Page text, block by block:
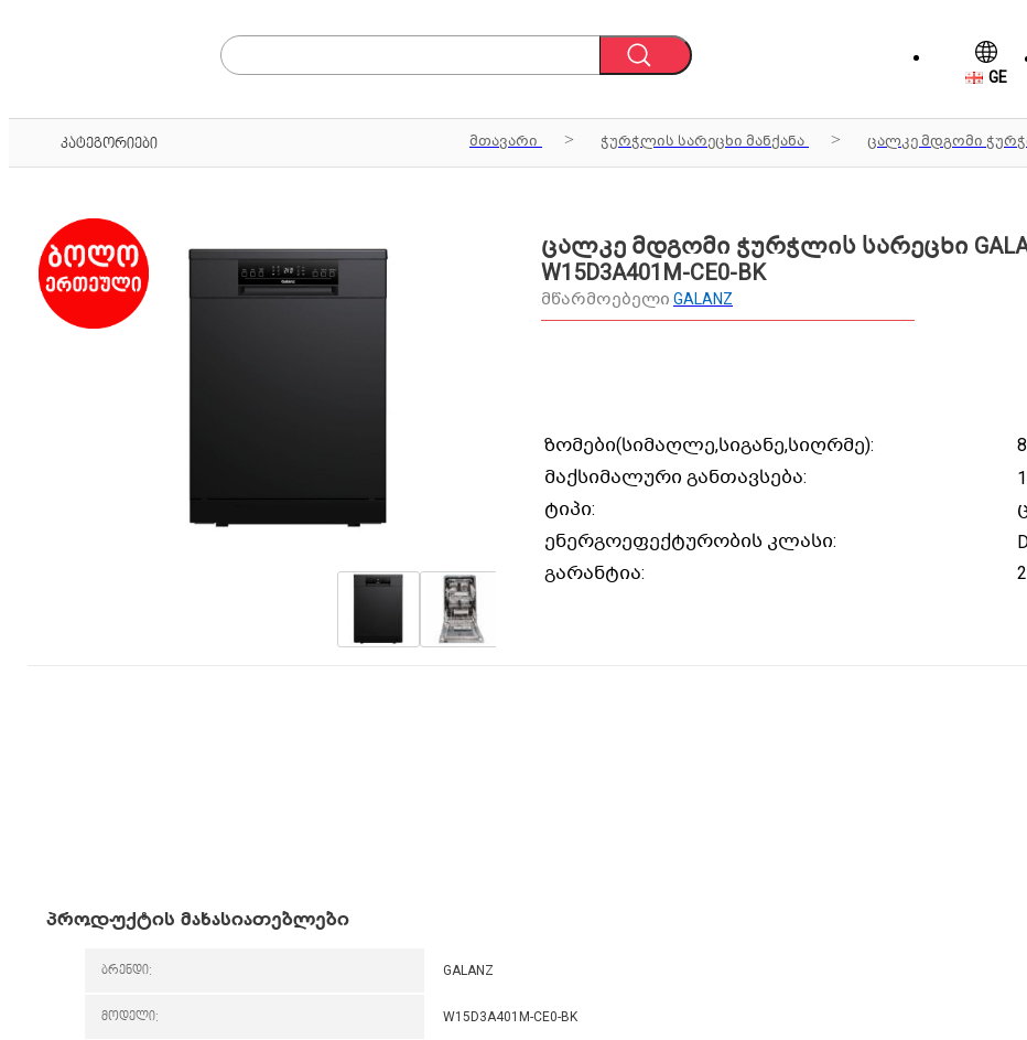
GE
კატეგორიები მთავარი ჭურჭლის სარეცხი მანქანა ცალკე მდგომი
ცალკე მდგომი ჭურჭლის სარეცხი
W15D3A401M-CE0-BK
მწარმოებელი GALANZ
ზომები(სიმაღლე,სიგანე,სიღრმე):
მაქსიმალური განთავსება:
ტიპი:
ენერგოეფექტურობის კლასი:
გარანტია:
პროდუქტის მახასიათებლები
ბრენდი: GALANZ
მოდელი: W15D3A401M-CE0-BK